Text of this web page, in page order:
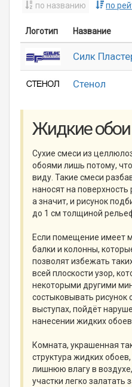
по названию по
Логотип Название
Силк
Стенол
Жидкие обои
Сухие смеси из
обоями лишь потому,
виду. Такие смеси
наносят на
а значит, и рисунок
до 1 см толщиной
Если помещение имеет
балки и колонны,
позволят избежать
всей плоскости узор,
некоторыми другими
состыковывать рисунок
выступах, пойдёт
нанесении жидких
Комната, украшенная
структура жидких
лишнюю влагу в
участки легко залатать